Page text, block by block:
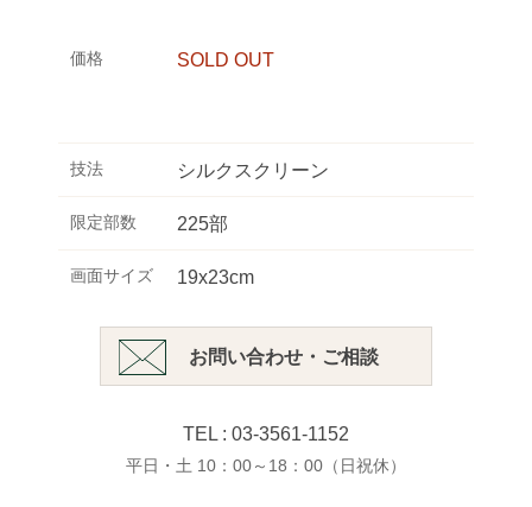
価格 SOLD OUT
技法 シルクスクリーン
限定部数 225部
画面サイズ 19x23cm
お問い合わせ・ご相談
TEL : 03-3561-1152
平日・土 10：00～18：00（日祝休）